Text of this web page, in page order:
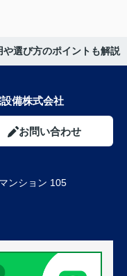
選び方のポイントも解説
備株式会社
お問い合わせ
ンション 105